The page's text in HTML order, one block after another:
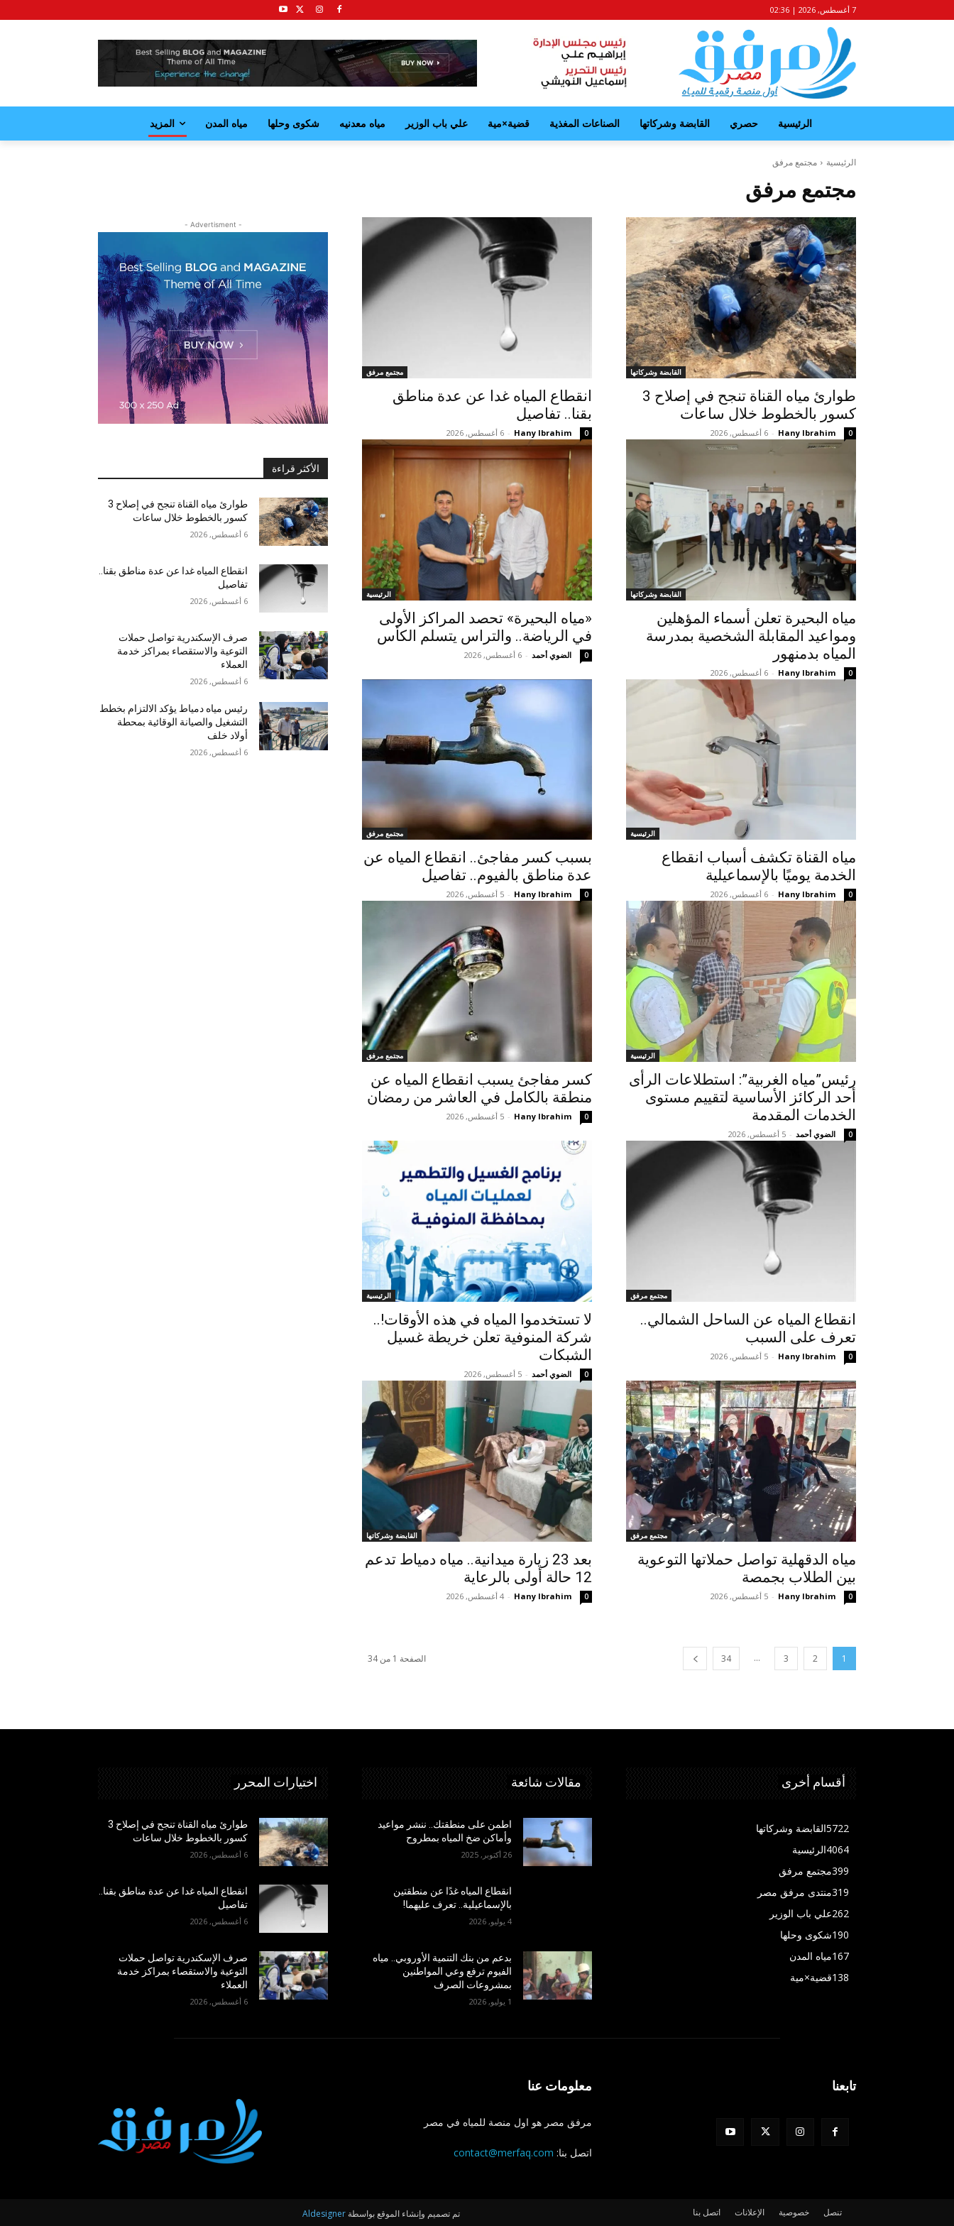
7 أغسطس, 2026 | 02:36
الرئيسية حصري القابضة وشركاتها الصناعات المغذية قضية×مية علي باب الوزير مياه معدنيه شكوى وحلها مياه المدن المزيد
الرئيسية مجتمع مرفق
مجتمع مرفق
القابضة وشركاتها
طوارئ مياه القناة تنجح في إصلاح 3
كسور بالخطوط خلال ساعات
Hany Ibrahim
- 6 أغسطس, 2026 0
مجتمع مرفق
انقطاع المياه غدا عن عدة مناطق
بقنا.. تفاصيل
Hany Ibrahim
- 6 أغسطس, 2026 0
القابضة وشركاتها
مياه البحيرة تعلن أسماء المؤهلين
ومواعيد المقابلة الشخصية بمدرسة
المياه بدمنهور
Hany Ibrahim
- 6 أغسطس, 2026 0
الرئيسية
«مياه البحيرة» تحصد المراكز الأولى
في الرياضة.. والتراس يتسلم الكأس
الضوي أحمد - 6 أغسطس, 2026 0
الرئيسية
مياه القناة تكشف أسباب انقطاع
الخدمة يوميًا بالإسماعيلية
Hany Ibrahim
- 6 أغسطس, 2026 0
مجتمع مرفق
بسبب كسر مفاجئ.. انقطاع المياه عن
عدة مناطق بالفيوم.. تفاصيل
Hany Ibrahim
- 5 أغسطس, 2026 0
الرئيسية
رئيس”مياه الغربية”: استطلاعات الرأى
أحد الركائز الأساسية لتقييم مستوى
الخدمات المقدمة
الضوي أحمد - 5 أغسطس, 2026 0
مجتمع مرفق
كسر مفاجئ يسبب انقطاع المياه عن
منطقة بالكامل في العاشر من رمضان
Hany Ibrahim
- 5 أغسطس, 2026 0
مجتمع مرفق
انقطاع المياه عن الساحل الشمالي..
تعرف على السبب
Hany Ibrahim
- 5 أغسطس, 2026 0
الرئيسية
لا تستخدموا المياه في هذه الأوقات!..
شركة المنوفية تعلن خريطة غسيل
الشبكات
الضوي أحمد - 5 أغسطس, 2026 0
مجتمع مرفق
مياه الدقهلية تواصل حملاتها التوعوية
بين الطلاب بجمصة
Hany Ibrahim
- 5 أغسطس, 2026 0
القابضة وشركاتها
بعد 23 زيارة ميدانية.. مياه دمياط تدعم
12 حالة أولى بالرعاية
Hany Ibrahim
- 4 أغسطس, 2026 0
1
2
3
...
34 الصفحة 1 من 34
- Advertisment -
الأكثر قراءة
طوارئ مياه القناة تنجح في إصلاح 3
كسور بالخطوط خلال ساعات
6 أغسطس, 2026
انقطاع المياه غدا عن عدة مناطق بقنا..
تفاصيل
6 أغسطس, 2026
صرف الإسكندرية تواصل حملات
التوعية والاستقصاء بمراكز خدمة
العملاء
6 أغسطس, 2026
رئيس مياه دمياط يؤكد الالتزام بخطط
التشغيل والصيانة الوقائية بمحطة
أولاد خلف
6 أغسطس, 2026
اختيارات المحرر
طوارئ مياه القناة تنجح في إصلاح 3
كسور بالخطوط خلال ساعات
6 أغسطس, 2026
انقطاع المياه غدا عن عدة مناطق بقنا..
تفاصيل
6 أغسطس, 2026
صرف الإسكندرية تواصل حملات
التوعية والاستقصاء بمراكز خدمة
العملاء
6 أغسطس, 2026
مقالات شائعة
اطمن على منطقتك.. ننشر مواعيد
وأماكن ضخ المياه بمطروح
26 أكتوبر, 2025
انقطاع المياه غدًا عن منطقتين
بالإسماعيلية.. تعرف عليهما!
4 يوليو, 2026
بدعم من بنك التنمية الأوروبي.. مياه
الفيوم ترفع وعي المواطنين
بمشروعات الصرف
1 يوليو, 2026
أقسام أخرى
القابضة وشركاتها5722
الرئيسية4064
مجتمع مرفق399
منتدى مرفق مصر319
علي باب الوزير262
شكوى وحلها190
مياه المدن167
قضية×مية138
معلومات عنا
مرفق مصر هو اول منصة للمياه في مصر
اتصل بنا: contact@merfaq.com
تابعنا
تم تصميم وإنشاء الموقع بواسطة Aldesigner تنصل خصوصية الإعلانات اتصل بنا